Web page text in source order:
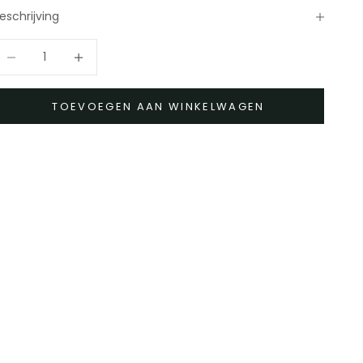
verlagen
TOEVOEGEN AAN WINKELWAGEN